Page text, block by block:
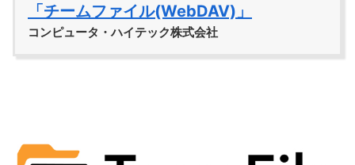
「チームファイル(WebDAV)」
コンピュータ・ハイテック株式会社